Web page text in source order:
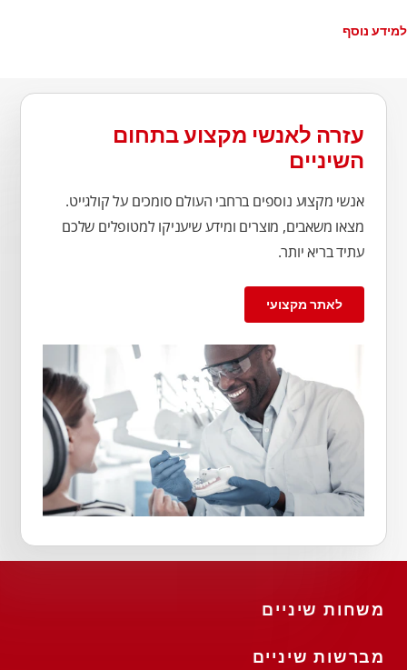
למידע נוסף
עזרה לאנשי מקצוע בתחום
השיניים
אנשי מקצוע נוספים ברחבי העולם סומכים על קולגייט.
מצאו משאבים, מוצרים ומידע שיעניקו למטופלים שלכם
עתיד בריא יותר.
לאתר מקצועי
משחות שיניים
מברשות שיניים